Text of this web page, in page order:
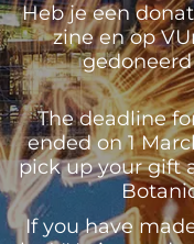
Heb je een
zine en op
The deadline
ended on 1
pick up your gift
If you have